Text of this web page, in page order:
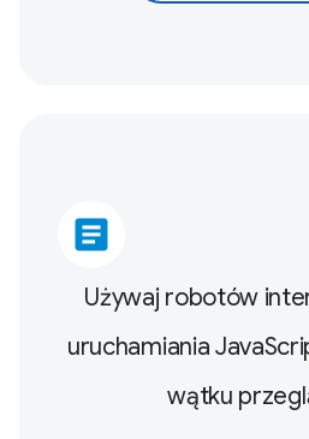
article
Używaj robotów
uruchamiania
wątku